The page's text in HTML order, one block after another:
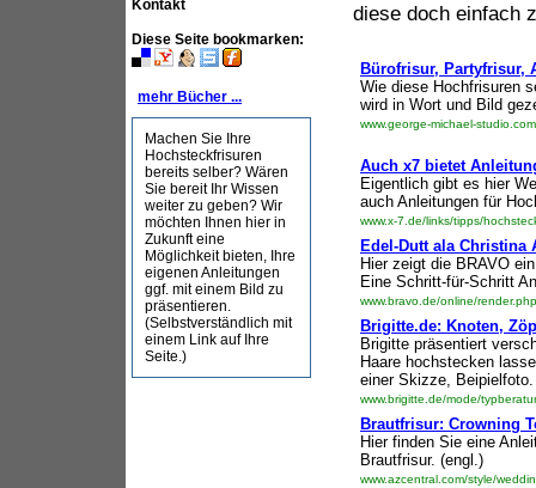
diese doch einfach
Bürofrisur, Partyfrisur,
Wie diese Hochfrisuren
wird in Wort und Bild
www.george-michael-
Auch x7 bietet
Eigentlich gibt es hier
auch Anleitungen für
www.x-7.de/links/tipps/
Edel-Dutt ala Christina
Hier zeigt die BRAVO
Eine Schritt-für-Schritt
www.bravo.de/online/
Brigitte.de: Knoten,
Brigitte präsentiert
Haare hochstecken
einer Skizze, Beipielfoto.
www.brigitte.de/mode/
Brautfrisur: Crowning
Hier finden Sie eine
Brautfrisur. (engl.)
www.azcentral.com/style/
Kontakt
Diese Seite bookmarken:
mehr Bücher ...
Machen Sie Ihre
Hochsteckfrisuren
bereits selber? Wären
Sie bereit Ihr Wissen
weiter zu geben? Wir
möchten Ihnen hier in
Zukunft eine
Möglichkeit bieten, Ihre
eigenen Anleitungen
ggf. mit einem Bild zu
präsentieren.
(Selbstverständlich mit
einem Link auf Ihre
Seite.)